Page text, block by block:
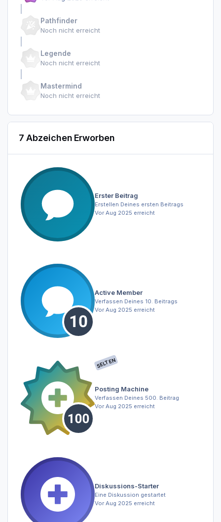
Pathfinder
Noch nicht erreicht
Legende
Noch nicht erreicht
Mastermind
Noch nicht erreicht
7 Abzeichen Erworben
Erster Beitrag
Erstellen Deines ersten Beitrags
Vor Aug 2025 erreicht
Active Member
Verfassen Deines 10. Beitrags
Vor Aug 2025 erreicht
SELTEN
Posting Machine
Verfassen Deines 500. Beitrag
Vor Aug 2025 erreicht
Diskussions-Starter
Eine Diskussion gestartet
Vor Aug 2025 erreicht